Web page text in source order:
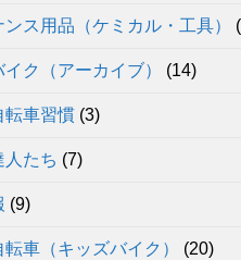
ンス用品（ケミカル・工具）
イク（アーカイブ） (14)
転車習慣 (3)
人たち (7)
(9)
車（キッズバイク） (20)